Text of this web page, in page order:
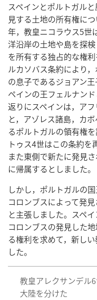
スペイン​と​ポルトガル​
見​する​土地​の​所有​権​に​
年，教皇​ニコラウス​5​世​
洋​沿岸​の​土地​や​島​を​探
を​所有​する​独占​的​な​権
ルカソバス​条約​に​より
の​息子​で​ある​ジョアン​
ペイン​の​王​フェルナン
返り​に​スペイン​は，ア
と，アゾレス​諸島，カ
る​ポルトガル​の​領有​権​
トゥス​4​世​は​この​条約​
また​東側​で​新た​に​発見​
に​帰属​する​と​し​まし​た。
しかし，ポルトガル​の​
コロンブス​に​よっ​て​発
と​主張​し​まし​た。スペ
コロンブス​の​発見​し​た​
る​権利​を​求め​て，新し
し​た。
教皇​アレクサンデル​
大陸​を​分け​た